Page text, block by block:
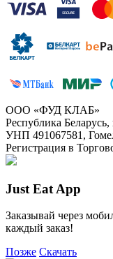
ООО «ФУД КЛАБ»
Республика Беларусь,
УНП 491067581,
Регистрация в
Just Eat App
Заказывай через
каждый заказ!
Позже Скачать